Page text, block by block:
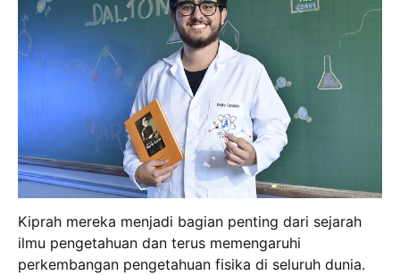
Kiprah mereka menjadi bagian penting dari sejarah
ilmu pengetahuan dan terus memengaruhi
perkembangan pengetahuan fisika di seluruh dunia.